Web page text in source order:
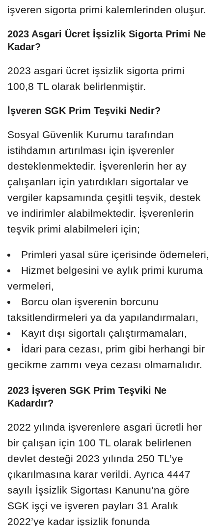
işveren sigorta primi kalemlerinden oluşur.
2023 Asgari Ücret İşsizlik Sigorta Primi Ne
Kadar?
2023 asgari ücret işsizlik sigorta primi
100,8 TL olarak belirlenmiştir.
İşveren SGK Prim Teşviki Nedir?
Sosyal Güvenlik Kurumu tarafından
istihdamın artırılması için işverenler
desteklenmektedir. İşverenlerin her ay
çalışanları için yatırdıkları sigortalar ve
vergiler kapsamında çeşitli teşvik, destek
ve indirimler alabilmektedir. İşverenlerin
teşvik primi alabilmeleri için;
Primleri yasal süre içerisinde ödemeleri,
Hizmet belgesini ve aylık primi kuruma
vermeleri,
Borcu olan işverenin borcunu
taksitlendirmeleri ya da yapılandırmaları,
Kayıt dışı sigortalı çalıştırmamaları,
İdari para cezası, prim gibi herhangi bir
gecikme zammı veya cezası olmamalıdır.
2023 İşveren SGK Prim Teşviki Ne
Kadardır?
2022 yılında işverenlere asgari ücretli her
bir çalışan için 100 TL olarak belirlenen
devlet desteği 2023 yılında 250 TL’ye
çıkarılmasına karar verildi. Ayrıca 4447
sayılı İşsizlik Sigortası Kanunu’na göre
SGK işçi ve işveren payları 31 Aralık
2022’ye kadar işsizlik fonunda